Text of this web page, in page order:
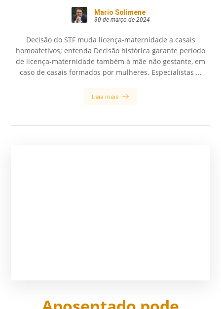
Mario Solimene
30 de março de 2024
Decisão do STF muda licença-maternidade a casais
homoafetivos; entenda Decisão histórica garante período
de licença-maternidade também à mãe não gestante, em
caso de casais formados por mulheres. Especialistas ...
Leia mais